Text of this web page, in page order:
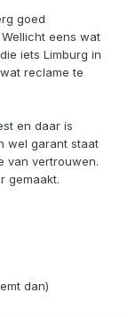
goed
Wellicht eens wat
iets Limburg in
reclame te
en daar is
wel garant staat
van vertrouwen.
gemaakt.
dan)